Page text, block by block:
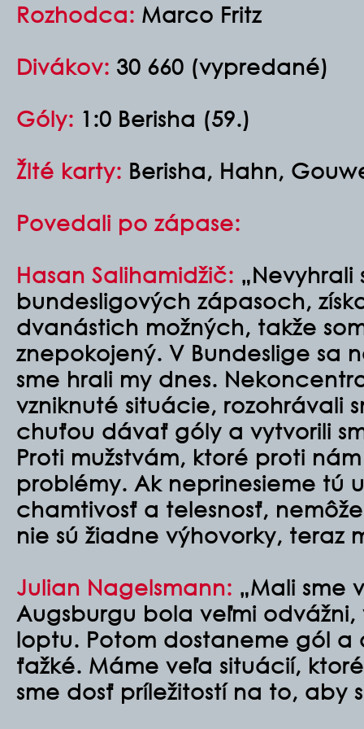
Rozhodca: Marco Fritz
Divákov: 30 660 (vypredané)
Góly: 1:0 Berisha (59.)
Žlté karty: Berisha, Hahn,
Povedali po zápase:
Hasan Salihamidžič: „Nevyhrali
bundesligových zápasoch,
dvanástich možných, takže
znepokojený. V Bundeslige sa
sme hrali my dnes.
vzniknuté situácie, rozohrávali
chuťou dávať góly a vytvorili
Proti mužstvám, ktoré proti
problémy. Ak neprinesieme tú
chamtivosť a telesnosť,
nie sú žiadne výhovorky, teraz
Julian Nagelsmann: „Mali sme
Augsburgu bola veľmi
loptu. Potom dostaneme gól a
ťažké. Máme veľa situácií,
sme dosť príležitostí na to, aby